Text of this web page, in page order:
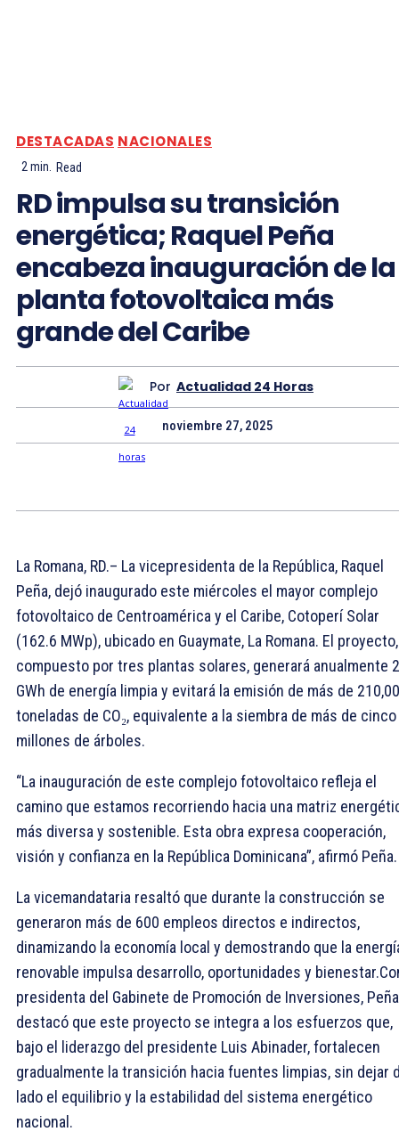
DESTACADAS NACIONALES
2min. Read
RD impulsa su transición
energética; Raquel Peña
encabeza inauguración de la
planta fotovoltaica más
grande del Caribe
Por Actualidad 24 Horas
noviembre 27, 2025
La Romana, RD.– La vicepresidenta de la República, Raquel
Peña, dejó inaugurado este miércoles el mayor complejo
fotovoltaico de Centroamérica y el Caribe, Cotoperí Solar
(162.6 MWp), ubicado en Guaymate, La Romana. El proyecto,
compuesto por tres plantas solares, generará anualmente
GWh de energía limpia y evitará la emisión de más de
toneladas de CO₂, equivalente a la siembra de más de cinco
millones de árboles.
“La inauguración de este complejo fotovoltaico refleja el
camino que estamos recorriendo hacia una matriz
más diversa y sostenible. Esta obra expresa cooperación,
visión y confianza en la República Dominicana”, afirmó Peña.
La vicemandataria resaltó que durante la construcción se
generaron más de 600 empleos directos e indirectos,
dinamizando la economía local y demostrando que la
renovable impulsa desarrollo, oportunidades y
presidenta del Gabinete de Promoción de Inversiones, Peña
destacó que este proyecto se integra a los esfuerzos que,
bajo el liderazgo del presidente Luis Abinader, fortalecen
gradualmente la transición hacia fuentes limpias, sin dejar
lado el equilibrio y la estabilidad del sistema energético
nacional.